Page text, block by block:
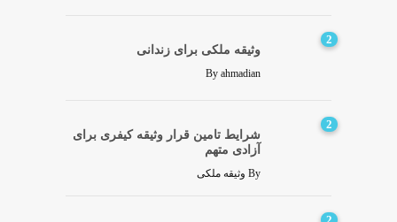
2
وثیقه ملکی برای زندانی
By ahmadian
2
شرایط تامین قرار وثیقه کیفری برای
آزادی متهم
By وثیقه ملکی